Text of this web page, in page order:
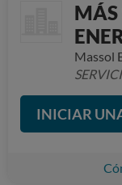
MÁS
Massol
INICIAR